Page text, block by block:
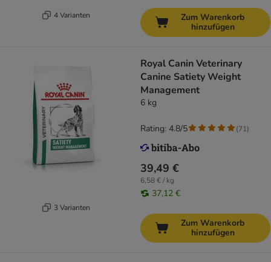
4 Varianten
Zum Warenkorb
hinzufügen
3 Varianten
Royal Canin Veterinary
Canine Satiety Weight
Management
6 kg
39,49 €
6,58 € / kg
37,12 €
Rating: 4.8/5 (71)
Zum Warenkorb
hinzufügen